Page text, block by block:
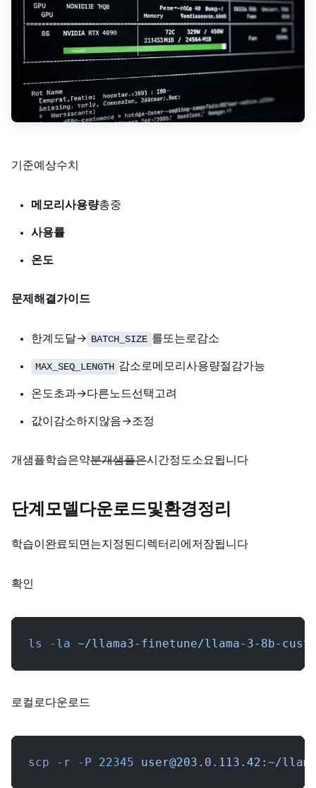
RTX 4090 기준 예상 수치:
메모리 사용량:18GB~22GB (총 24GB 중)
GPU 사용률:
온도:
문제 해결 가이드:
VRAM 한계 도달 → BATCH_SIZE 를 2 또는 1로 감소
MAX_SEQ_LENGTH 감소로 메모리 사용량 절감 가능
온도 85°C 초과 → 다른 노드 선택 고려
Loss 값이 감소하지 않음 → learning rate 조정
1,000개 샘플 학습은 약 3060분, 10,000개 샘플은 510시간 정도 소요됩니다.
단계 6: 모델 다운로드 및 환경 정리
학습이 완료되면 LoRA adapter는 지정된 디렉터리에 저장됩니다.
확인:
ls -la ~/llama3-finetune/llama-3-8b-
로컬로 다운로드:
scp -r -P 22345 user@203.0.113.42 :~/